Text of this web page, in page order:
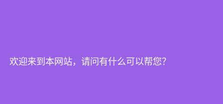
欢迎来到本网站，请问有什么可以帮您？